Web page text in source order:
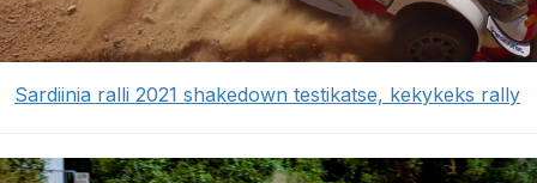
Sardiinia ralli 2021 shakedown testikatse, kekykeks rally